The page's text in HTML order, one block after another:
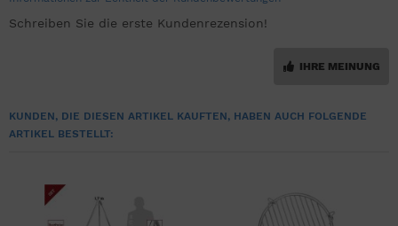
Schreiben Sie die erste Kundenrezension!
IHRE MEINUNG
KUNDEN, DIE DIESEN ARTIKEL KAUFTEN, HABEN AUCH FOLGENDE
ARTIKEL BESTELLT: